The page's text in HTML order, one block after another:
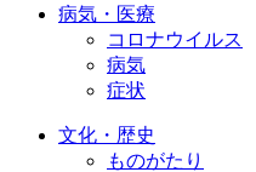
病気・医療
コロナウイルス
病気
症状
文化・歴史
ものがたり